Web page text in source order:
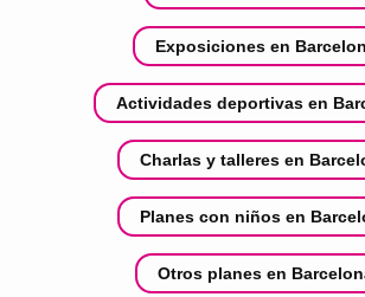
Exposiciones en
Actividades deportivas en
Charlas y talleres en
Planes con niños en
Otros planes en